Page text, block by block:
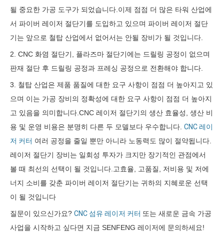
될 중요한 가공 도구가 되었습니다.이제 점점 더 많은 타워 산업에
서 파이버 레이저 절단기를 도입하고 있으며 파이버 레이저 절단
기는 앞으로 철탑 산업에서 없어서는 안될 장비가 될 것입니다.
2. CNC 화염 절단기, 플라즈마 절단기에는 드릴링 공정이 없으며
판재 절단 후 드릴링 공정과 프레싱 공정으로 전환해야 합니다.
3. 철탑 산업은 제품 품질에 대한 요구 사항이 점점 더 높아지고 있
으며 이는 가공 장비의 정확성에 대한 요구 사항이 점점 더 높아지
고 있음을 의미합니다.CNC 레이저 절단기의 생산 효율성, 생산 비
용 및 운영 비용은 분명히 다른 두 모델보다 우수합니다. CNC 레이
저 커터 여러 공정을 줄일 뿐만 아니라 노동력도 많이 절약됩니다.
레이저 절단기 장비는 일회성 투자가 크지만 장기적인 관점에서
볼 때 최선의 선택이 될 것입니다.고효율, 고품질, 저비용 및 저에
너지 소비를 갖춘 파이버 레이저 절단기는 귀하의 지혜로운 선택
이 될 것입니다
질문이 있으신가요? CNC 섬유 레이저 커터 또는 새로운 금속 가공
사업을 시작하고 싶다면 지금 SENFENG 레이저에 문의하세요!